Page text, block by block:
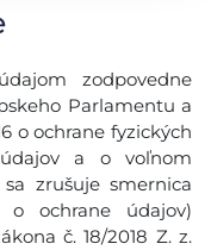
zodpovedne
Parlamentu a
o ochrane fyzických
a o voľnom
zrušuje smernica
o ochrane údajov)
č. 18/2018 Z. z.